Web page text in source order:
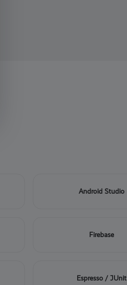
Android Studio
Firebase
Espresso / JUnit